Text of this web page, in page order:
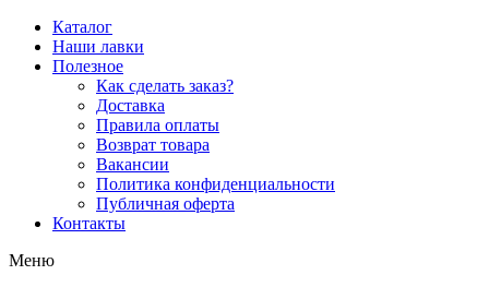
Перейти
содержимому
Каталог
Наши лавки
Полезное
Как сделать заказ?
Доставка
Правила оплаты
Возврат товара
Вакансии
Политика конфиденциальности
Публичная оферта
Контакты
Меню